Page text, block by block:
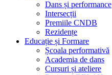
Dans și performance
Intersecții
Premiile CNDB
Rezidențe
Educație și Formare
Școala performativă
Academia de dans
Cursuri și ateliere